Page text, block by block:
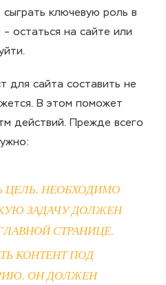
ключевую роль в
остаться на сайте или
для сайта составить не
В этом поможет
действий. Прежде всего
ЦЕЛЬ. НЕОБХОДИМО
ЗАДАЧУ ДОЛЖЕН
СТРАНИЦЕ.
КОНТЕНТ ПОД
ОН ДОЛЖЕН